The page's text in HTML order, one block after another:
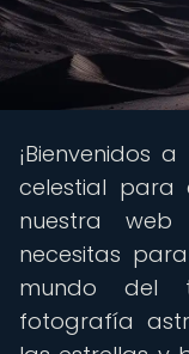
¡Bienvenidos
celestial para
nuestra
necesitas
mundo del
fotografía